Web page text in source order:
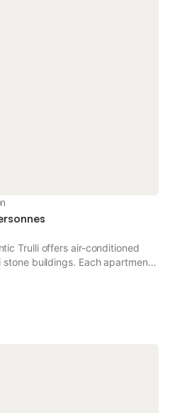
Trulli offers air-conditioned
buildings. Each apartment
and a private bathroom with a